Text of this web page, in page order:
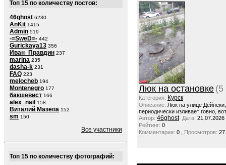
Топ 15 по количеству постов:
46ghost 6230
AnKit 1415
Admin 519
-=SweD=- 442
Gurickaya13 356
Иван_Правдин 237
marina 235
dasha-k 231
FAQ 223
melocheb 194
Montenegro 177
бакшевист 166
alex_nail 158
Виталий Мазепа 152
sm 150
Все участники
Топ 15 по количеству фотографий:
Люк на остановке (5
Категория: Курск
Описание: Люк на улице
периодически изливает говно,
Автор: 46ghost Дата: 21.07.2026
Рейтинг: 0
Комментарии: 0 , Просмотров: 27